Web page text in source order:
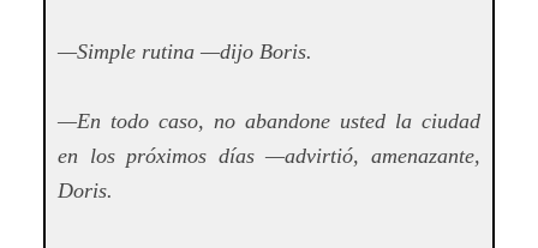
—Simple rutina —dijo Boris.
—En todo caso, no abandone usted la ciudad
en los próximos días —advirtió, amenazante,
Doris.